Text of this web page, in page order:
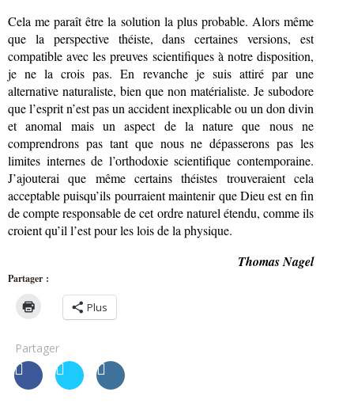
Cela me paraît être la solution la plus probable. Alors même
que la perspective théiste, dans certaines versions, est
compatible avec les preuves scientifiques à notre disposition,
je ne la crois pas. En revanche je suis attiré par une
alternative naturaliste, bien que non matérialiste. Je subodore
que l’esprit n’est pas un accident inexplicable ou un don divin
et anomal mais un aspect de la nature que nous ne
comprendrons pas tant que nous ne dépasserons pas les
limites internes de l’orthodoxie scientifique contemporaine.
J’ajouterai que même certains théistes trouveraient cela
acceptable puisqu’ils pourraient maintenir que Dieu est en fin
de compte responsable de cet ordre naturel étendu, comme ils
croient qu’il l’est pour les lois de la physique.
Thomas Nagel
Partager :
Plus
Partager